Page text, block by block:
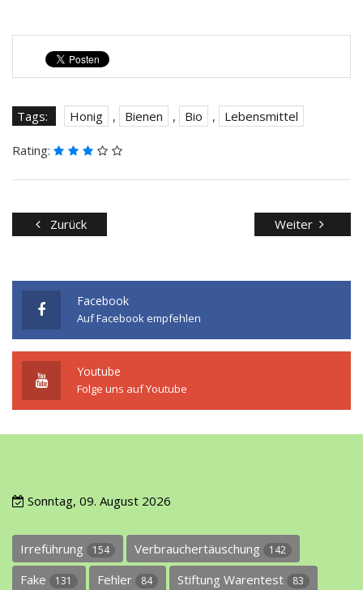
Tags: Honig , Bienen , Bio , Lebensmittel
Rating:
Zurück Weiter
Facebook
Auf Facebook empfehlen
Youtube
Folge uns auf Youtube
Sonntag, 09. August 2026
Irreführung 154 Verbrauchertäuschung 142
Fake 131 Fehler 84 Stiftung Warentest 83